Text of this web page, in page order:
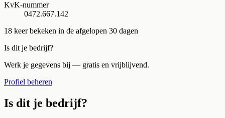
KvK-nummer
0472.667.142
18 keer bekeken in de afgelopen 30 dagen
Is dit je bedrijf?
Werk je gegevens bij — gratis en vrijblijvend.
Profiel beheren
Is dit je bedrijf?